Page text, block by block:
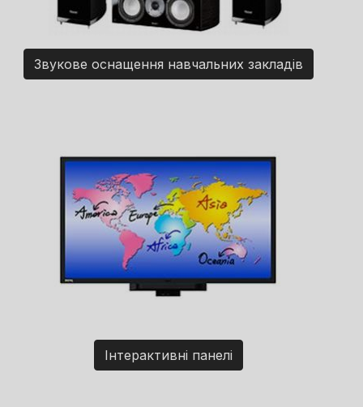
Звукове оснащення навчальних закладів
Інтерактивні панелі